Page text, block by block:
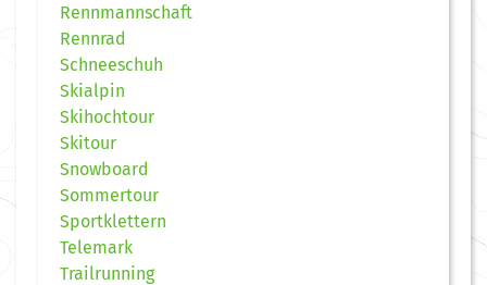
Rennmannschaft
Rennrad
Schneeschuh
Skialpin
Skihochtour
Skitour
Snowboard
Sommertour
Sportklettern
Telemark
Trailrunning